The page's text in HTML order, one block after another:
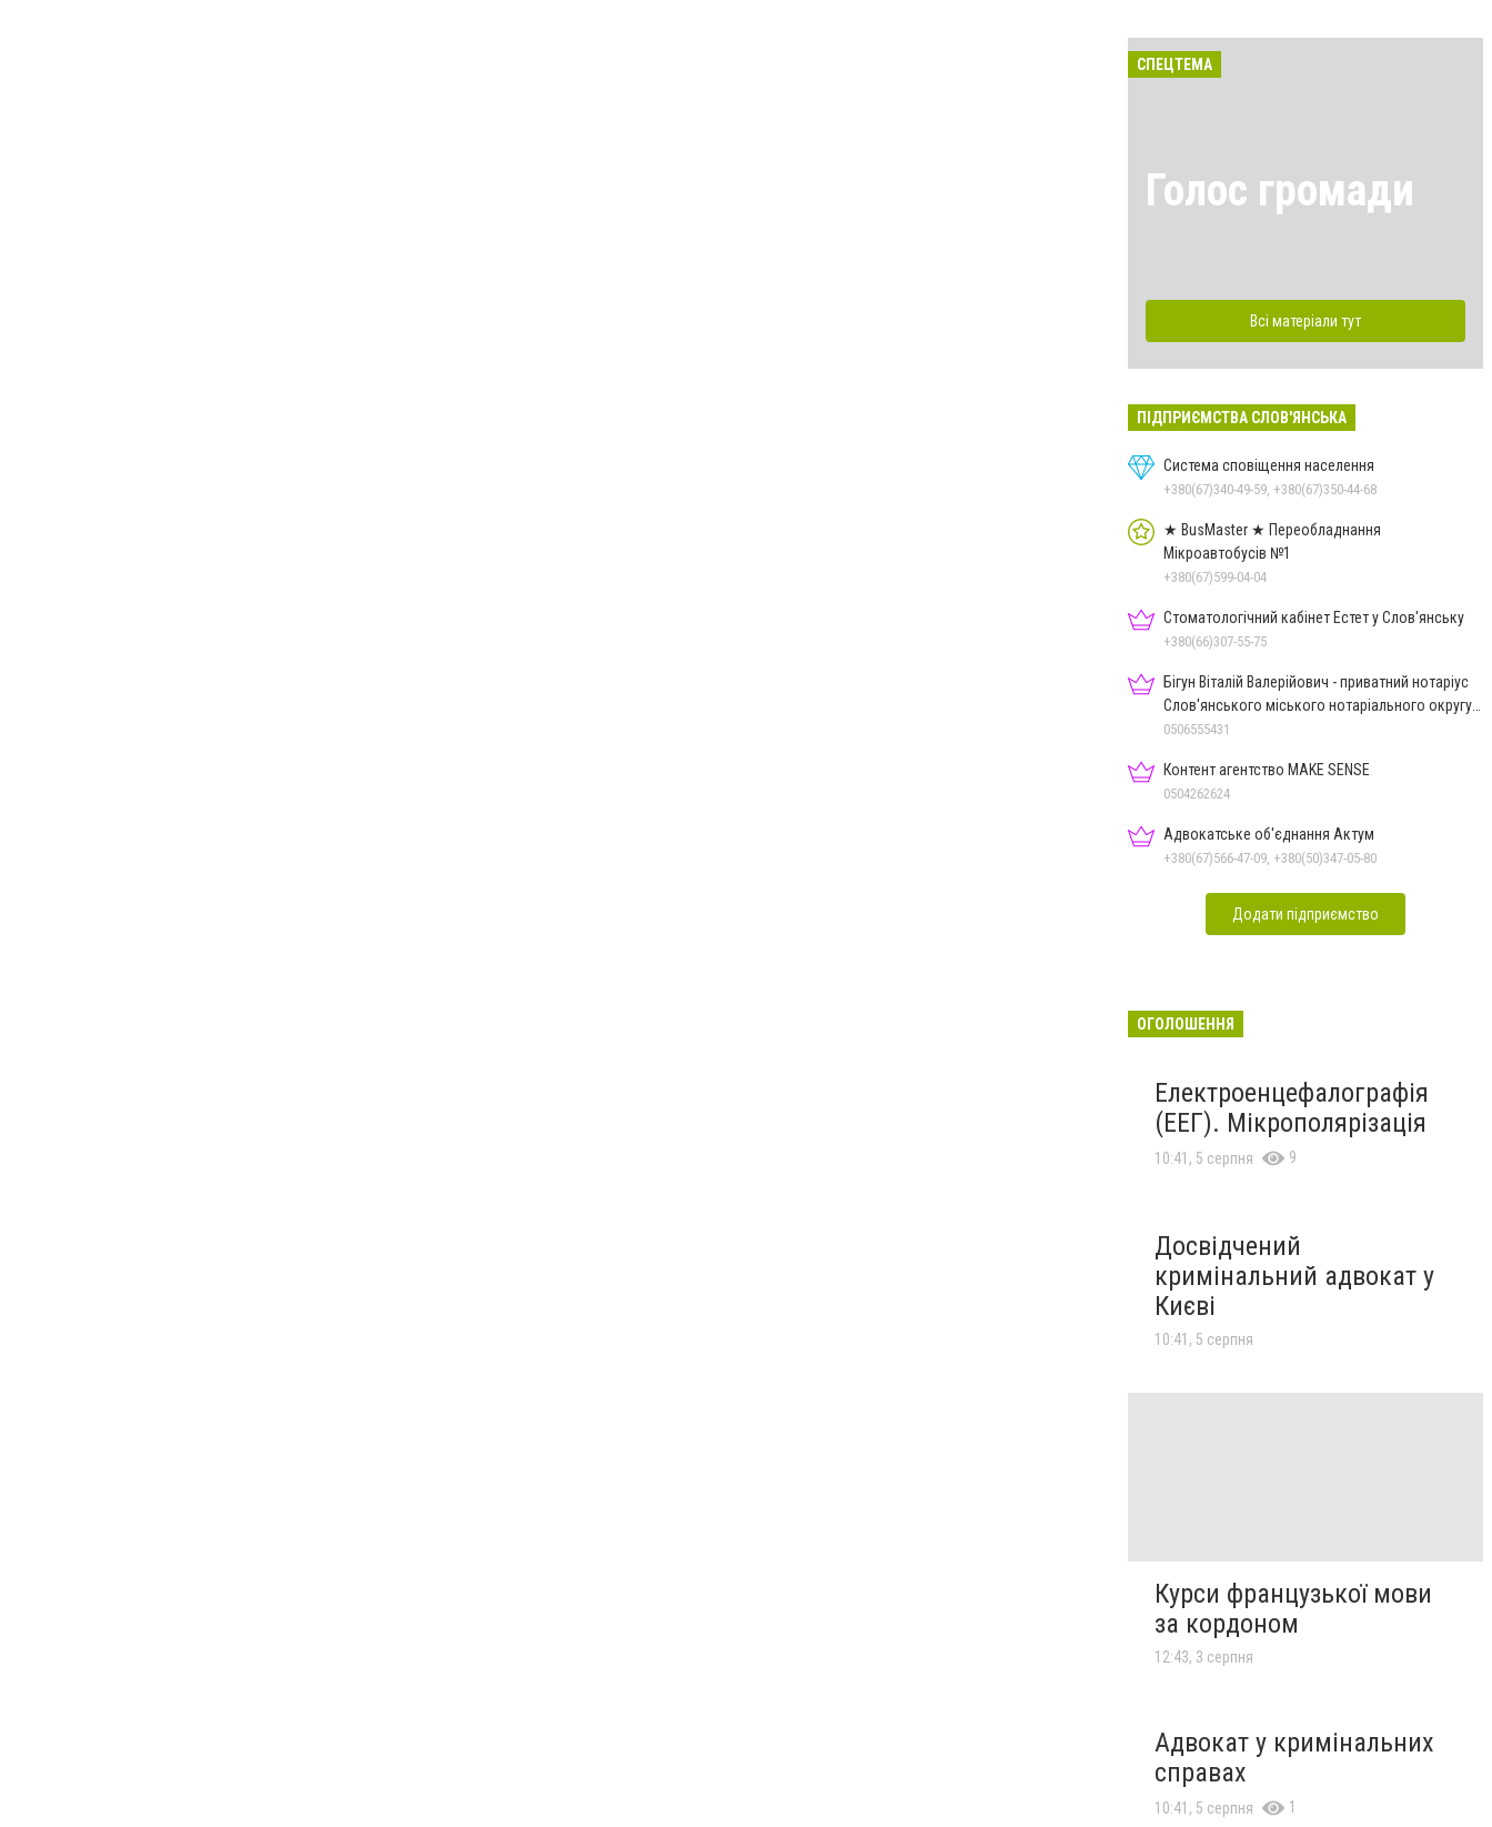
СПЕЦТЕМА
Голос громади
Всі матеріали тут
ПІДПРИЄМСТВА СЛОВ'ЯНСЬКА
Система сповіщення населення
+380(67)340-49-59, +380(67)350-44-68
★ BusMaster ★ Переобладнання
Мікроавтобусів №1
+380(67)599-04-04
Стоматологічний кабінет Естет у Слов'янську
+380(66)307-55-75
Бігун Віталій Валерійович - приватний нотаріус
Слов'янського міського нотаріального округу
Дон.обл.
0506555431
Контент агентство MAKE SENSE
0504262624
Адвокатське об'єднання Актум
+380(67)566-47-09, +380(50)347-05-80
Додати підприємство
ОГОЛОШЕННЯ
Електроенцефалографія
(ЕЕГ). Мікрополярізація
10:41, 5 серпня 9
Досвідчений
кримінальний адвокат у
Києві
10:41, 5 серпня
Курси французької мови
за кордоном
12:43, 3 серпня
Адвокат у кримінальних
справах
10:41, 5 серпня 1